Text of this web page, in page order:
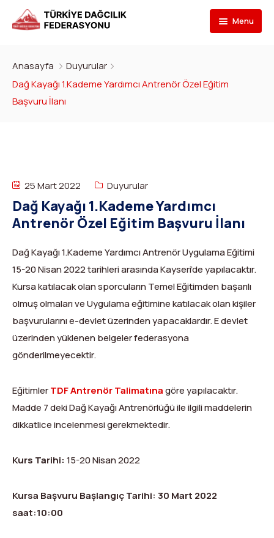
Menu
İletişim
Tarihçe
Yönetim Kurulu
İdari Personel
İl Temsilcileri
Kurullar
Federasyon Logosu
Branşlar
Dağcılık
Dağ Kayağı
Buz Tırmanışı
Kanyoning
Kulüpler
Kulüp Eğitim Başvuruları ve Uygulama Adımları
Formlar
İlanlar
Türkiye ‘nin Dağları
Anti-Doping
Mevzuat
Harç ve Katılım Payları
Yayınlar
Rotalar
2007-2016 Yılı Arşivleri
Görevli Başvurusu
TDF Yayın/Kitap Başvurusu
Kimlik Başvurusu
DYS Şifre
DYS İlk Giriş ve Şifre (Kulüp)
DYS İlk Giriş ve Şifre (Sporcu, Antrenör, Hakem vb.)
DYS Şifre Başvuru Formu (Sadece Kulüp Yetkilileri)
Turkish ▼
Anasayfa
Duyurular
Dağ Kayağı 1.Kademe Yardımcı Antrenör Özel Eğitim
Başvuru İlanı
25 Mart 2022 Duyurular
Dağ Kayağı 1.Kademe Yardımcı
Antrenör Özel Eğitim Başvuru İlanı
Dağ Kayağı 1.Kademe Yardımcı Antrenör Uygulama Eğitimi
15-20 Nisan 2022 tarihleri arasında Kayseri’de yapılacaktır.
Kursa katılacak olan sporcuların Temel Eğitimden başarılı
olmuş olmaları ve Uygulama eğitimine katılacak olan kişiler
başvurularını e-devlet üzerinden yapacaklardır. E devlet
üzerinden yüklenen belgeler federasyona
gönderilmeyecektir.
EğitimlerTDF Antrenör Talimatınagöre yapılacaktır.
Madde 7 deki Dağ Kayağı Antrenörlüğü ile ilgili maddelerin
dikkatlice incelenmesi gerekmektedir.
Kurs Tarihi: 15-20 Nisan 2022
Kursa Başvuru Başlangıç Tarihi: 30 Mart 2022
saat:10:00